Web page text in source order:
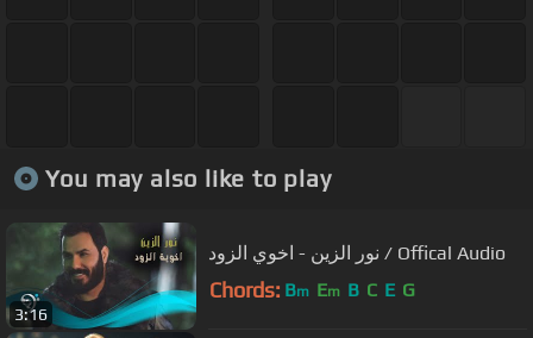
You may also like to play
3:16
نور الزين - اخوي الزود / Offical Audio
Chords: Bm Em B C E G